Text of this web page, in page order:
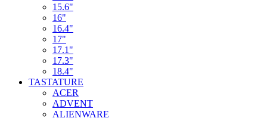
15.6"
16"
16.4"
17"
17.1"
17.3"
18.4"
TASTATURE
ACER
ADVENT
ALIENWARE